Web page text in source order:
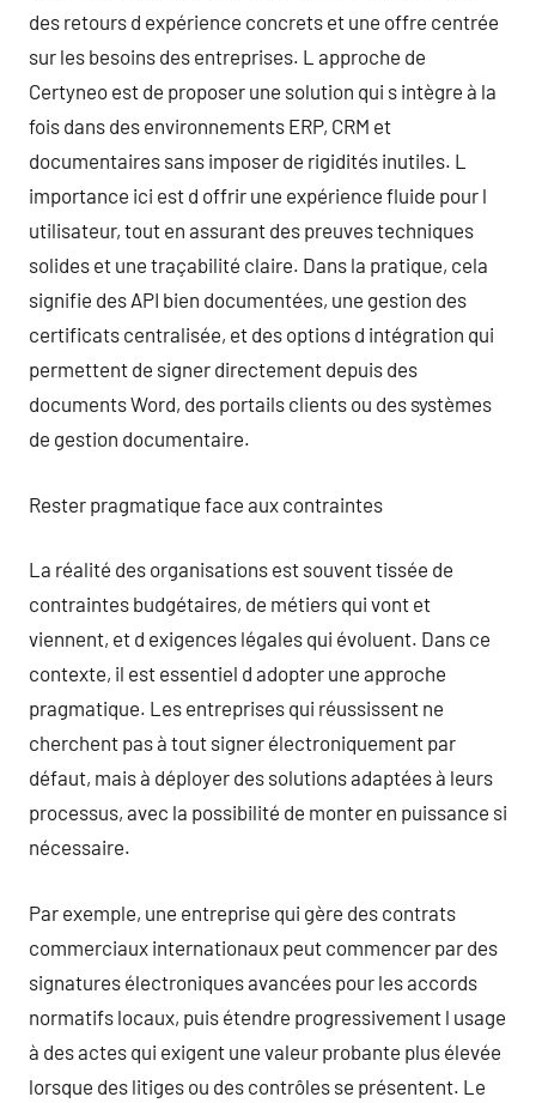
des retours d expérience concrets et une offre centrée
sur les besoins des entreprises. L approche de
Certyneo est de proposer une solution qui s intègre à la
fois dans des environnements ERP, CRM et
documentaires sans imposer de rigidités inutiles. L
importance ici est d offrir une expérience fluide pour l
utilisateur, tout en assurant des preuves techniques
solides et une traçabilité claire. Dans la pratique, cela
signifie des API bien documentées, une gestion des
certificats centralisée, et des options d intégration qui
permettent de signer directement depuis des
documents Word, des portails clients ou des systèmes
de gestion documentaire.
Rester pragmatique face aux contraintes
La réalité des organisations est souvent tissée de
contraintes budgétaires, de métiers qui vont et
viennent, et d exigences légales qui évoluent. Dans ce
contexte, il est essentiel d adopter une approche
pragmatique. Les entreprises qui réussissent ne
cherchent pas à tout signer électroniquement par
défaut, mais à déployer des solutions adaptées à leurs
processus, avec la possibilité de monter en puissance si
nécessaire.
Par exemple, une entreprise qui gère des contrats
commerciaux internationaux peut commencer par des
signatures électroniques avancées pour les accords
normatifs locaux, puis étendre progressivement l usage
à des actes qui exigent une valeur probante plus élevée
lorsque des litiges ou des contrôles se présentent. Le